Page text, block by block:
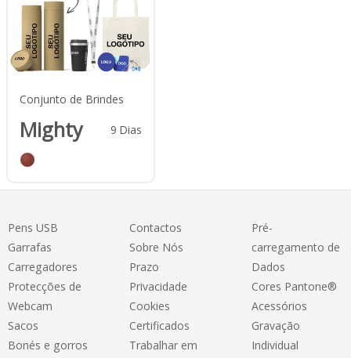
Conjunto de Brindes
Mighty 9 Dias
Pens USB
Garrafas
Carregadores
Protecções de
Webcam
Sacos
Bonés e gorros
Contactos
Sobre Nós
Prazo
Privacidade
Cookies
Certificados
Trabalhar em
Pré-
carregamento de
Dados
Cores Pantone®
Acessórios
Gravação
Individual